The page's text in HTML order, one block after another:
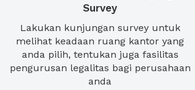
Survey
Lakukan kunjungan survey untuk
melihat keadaan ruang kantor yang
anda pilih, tentukan juga fasilitas
pengurusan legalitas bagi perusahaan
anda